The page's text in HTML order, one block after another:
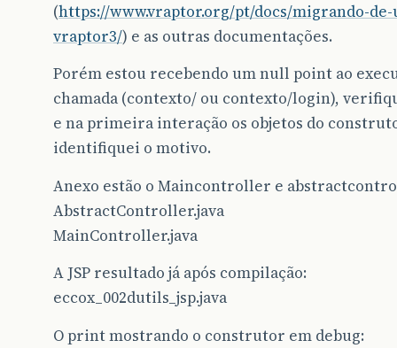
(https://www.vraptor.org/pt/docs/migrando-
vraptor3/) e as outras documentações.
Porém estou recebendo um null point ao
chamada (contexto/ ou contexto/login),
e na primeira interação os objetos do
identifiquei o motivo.
Anexo estão o Maincontroller e
AbstractController.java
MainController.java
A JSP resultado já após compilação:
eccox_002dutils_jsp.java
O print mostrando o construtor em debug: